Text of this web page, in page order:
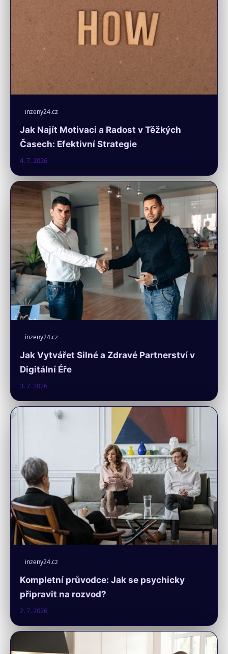
inzeny24.cz
Jak Najít Motivaci a Radost v Těžkých
Časech: Efektivní Strategie
4. 7. 2026
inzeny24.cz
Jak Vytvářet Silné a Zdravé Partnerství v
Digitální Éře
3. 7. 2026
inzeny24.cz
Kompletní průvodce: Jak se psychicky
připravit na rozvod?
2. 7. 2026